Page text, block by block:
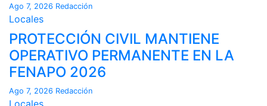
Ago 7, 2026 Redacción
Locales
PROTECCIÓN CIVIL MANTIENE
OPERATIVO PERMANENTE EN LA
FENAPO 2026
Ago 7, 2026 Redacción
Locales